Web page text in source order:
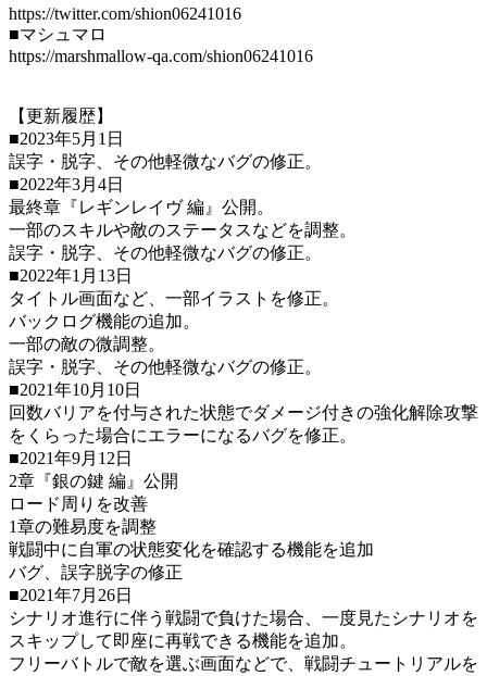
https://twitter.com/shion06241016
■マシュマロ
https://marshmallow-qa.com/shion06241016
【更新履歴】
■2023年5月1日
誤字・脱字、その他軽微なバグの修正。
■2022年3月4日
最終章『レギンレイヴ 編』公開。
一部のスキルや敵のステータスなどを調整。
誤字・脱字、その他軽微なバグの修正。
■2022年1月13日
タイトル画面など、一部イラストを修正。
バックログ機能の追加。
一部の敵の微調整。
誤字・脱字、その他軽微なバグの修正。
■2021年10月10日
回数バリアを付与された状態でダメージ付きの強化解除攻撃
をくらった場合にエラーになるバグを修正。
■2021年9月12日
2章『銀の鍵 編』公開
ロード周りを改善
1章の難易度を調整
戦闘中に自軍の状態変化を確認する機能を追加
バグ、誤字脱字の修正
■2021年7月26日
シナリオ進行に伴う戦闘で負けた場合、一度見たシナリオを
スキップして即座に再戦できる機能を追加。
フリーバトルで敵を選ぶ画面などで、戦闘チュートリアルを